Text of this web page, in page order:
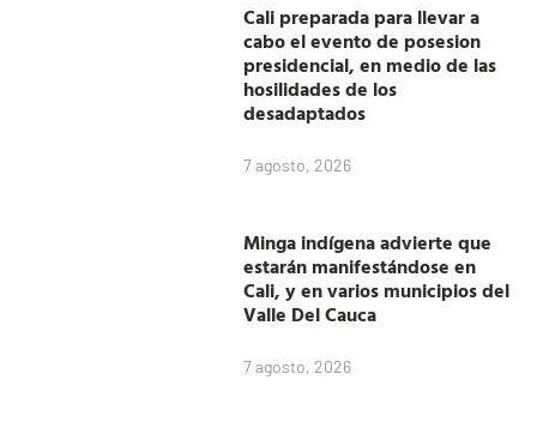
Cali preparada para llevar a
cabo el evento de posesion
presidencial, en medio de las
hosilidades de los
desadaptados
7 agosto, 2026
Minga indígena advierte que
estarán manifestándose en
Cali, y en varios municipios del
Valle Del Cauca
7 agosto, 2026